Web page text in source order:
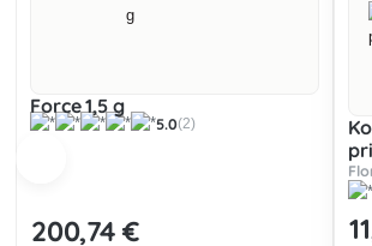
Force 1,5 g
5.0(2)
200,74 € 11